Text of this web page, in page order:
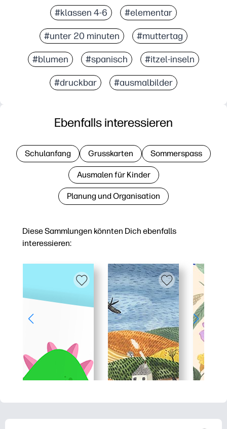
#klassen 4-6 #elementar
#unter 20 minuten #muttertag
#blumen #spanisch #itzel-inseln
#druckbar #ausmalbilder
Diese Sammlungen könnten Dich ebenfalls
interessieren:
Ebenfalls interessieren
Schulanfang Grusskarten Sommerspass
Ausmalen für Kinder
Planung und Organisation